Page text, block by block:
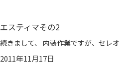
エスティマその2
2011年11月17日